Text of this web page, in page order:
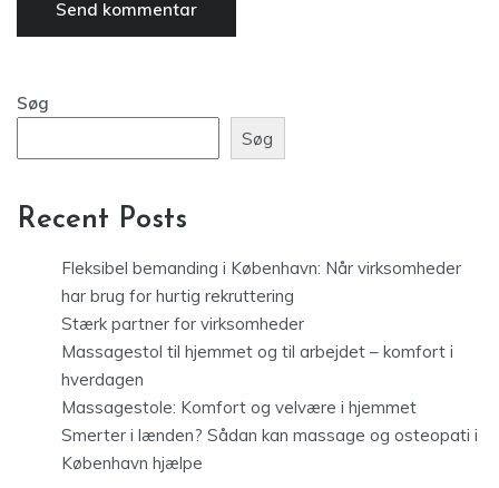
Søg
Søg
Recent Posts
Fleksibel bemanding i København: Når virksomheder
har brug for hurtig rekruttering
Stærk partner for virksomheder
Massagestol til hjemmet og til arbejdet – komfort i
hverdagen
Massagestole: Komfort og velvære i hjemmet
Smerter i lænden? Sådan kan massage og osteopati i
København hjælpe